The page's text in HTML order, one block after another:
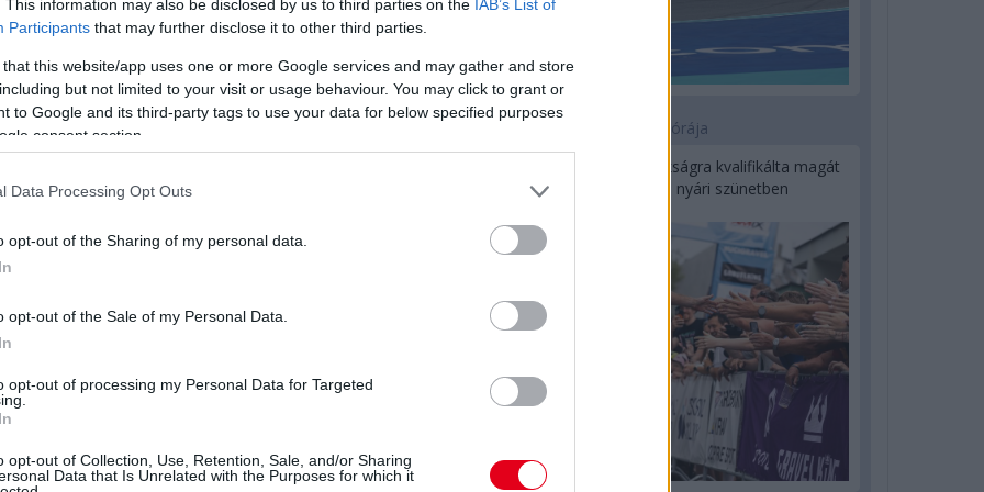
This information may also be disclosed by us to third parties on the IAB’s List of
Participants that may further disclose it to other third parties.
that this website/app uses one or more Google services and may gather and store
but not limited to your visit or usage behaviour. You may click to grant or
to Google and its third-party tags to use your data for below specified purposes
consent section.
Data Processing Opt Outs
opt-out of the Sharing of my personal data.
opt-out of the Sale of my Personal Data.
opt-out of processing my Personal Data for Targeted
opt-out of Collection, Use, Retention, Sale, and/or Sharing
Data that Is Unrelated with the Purposes for which it
kell végezned, nem pedig csak a legjobb
minden joguk megvan
aki határozottan közelebb tudna
az alábbi gombokkal:
12 órája
Kerékpáros világbajnokságra kvalifikálta magát
Bottas az F1-es nyári szünetben